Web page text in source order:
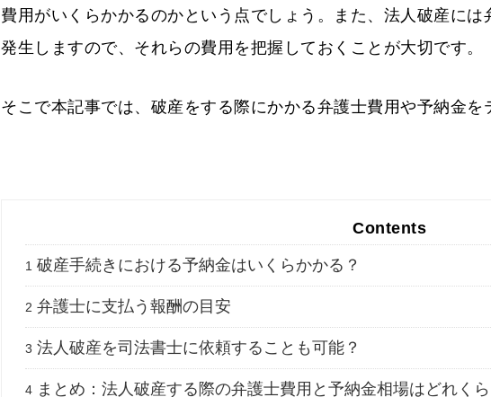
費用がいくらかかるのかという点でしょう。また、法人破産に
発生しますので、それらの費用を把握しておくことが大切です。
そこで本記事では、破産をする際にかかる弁護士費用や予納金を
Contents
1 破産手続きにおける予納金はいくらかかる？
2 弁護士に支払う報酬の目安
3 法人破産を司法書士に依頼することも可能？
4 まとめ：法人破産する際の弁護士費用と予納金相場はどれくら